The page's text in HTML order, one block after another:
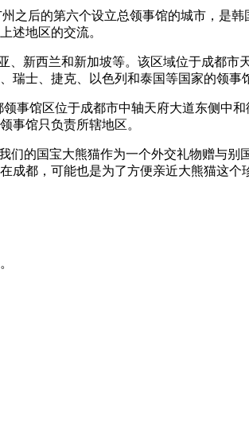
之后的第六个设立总领事馆的城市，是
述地区的交流。
新西兰和新加坡等。该区域位于成都市
士、捷克、以色列和泰国等国家的领事
事馆区位于成都市中轴天府大道东侧中
事馆只负责所辖地区。
的国宝大熊猫作为一个外交礼物赠与
都，可能也是为了方便亲近大熊猫这个